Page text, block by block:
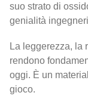
suo strato di
genialità
La leggerezza, la
rendono
oggi. È un
gioco.